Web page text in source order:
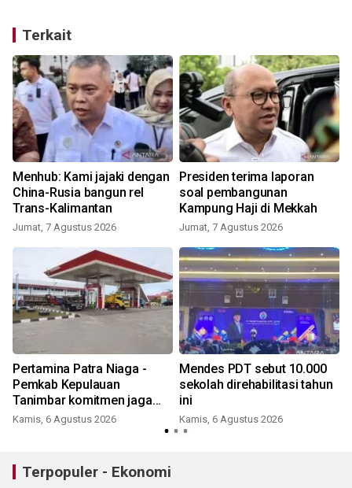
Terkait
Menhub: Kami jajaki dengan
China-Rusia bangun rel
Trans-Kalimantan
Jumat, 7 Agustus 2026
Presiden terima laporan
soal pembangunan
Kampung Haji di Mekkah
Jumat, 7 Agustus 2026
Pertamina Patra Niaga -
Pemkab Kepulauan
Tanimbar komitmen jaga
keandalan suplai BBM di
Kamis, 6 Agustus 2026
Mendes PDT sebut 10.000
sekolah direhabilitasi tahun
ini
Kamis, 6 Agustus 2026
Terpopuler - Ekonomi